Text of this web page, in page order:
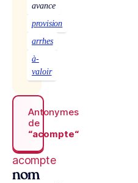
avance
provision
arrhes
à-
valoir
Antonymes
de
“acompte“
acompte
nom